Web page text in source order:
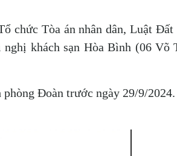
chức Tòa án nhân dân, Luật
khách sạn Hòa Bình (06 Võ
Đoàn trước ngày 29/9/2024.